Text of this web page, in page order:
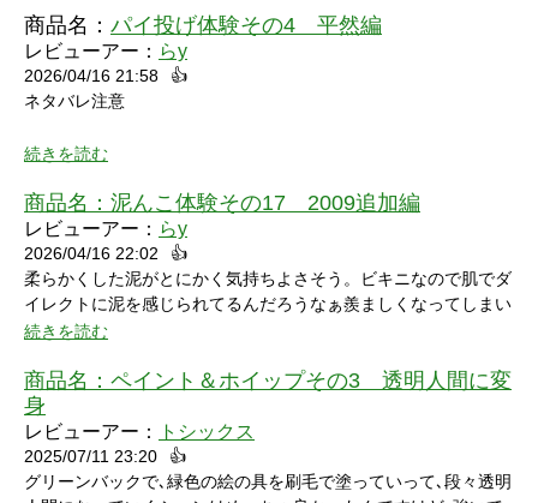
商品名： パイ投げ体験その4 平然編
レビューアー： らy
2026/04/16 21:58
👍
ネタバレ注意
シャワーシーンで「お腹にぶつけられたら声出ちゃうだろうな」
と思っていたところにパイをちょうどぶつけられ「予想が当たっ
たw」と笑ってしまいました。リアクションもクールな見た目に
い悔しさを滲ませながら罰ゲームを受けている姿にドキドキして
しまいました。
続きを読む
商品名： 泥んこ体験その17 2009追加編
レビューアー： らy
2026/04/16 22:02
👍
柔らかくした泥がとにかく気持ちよさそう。ビキニなので肌でダ
イレクトに泥を感じられてるんだろうなぁ羨ましくなってしまい
ました。
続きを読む
商品名： ペイント＆ホイップその3 透明人間に変
身
レビューアー： トシックス
2025/07/11 23:20
👍
グリーンバックで､緑色の絵の具を刷毛で塗っていって､段々透明